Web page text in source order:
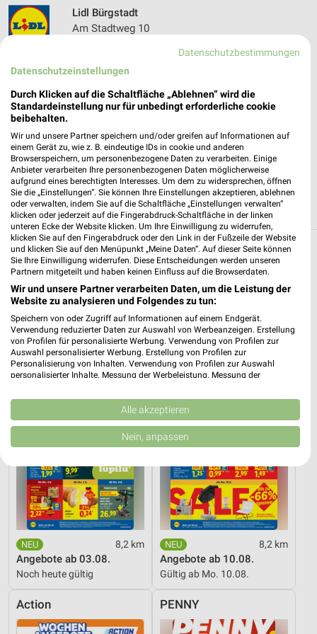
Lidl Bürgstadt
Am Stadtweg 10
Heute 07:00 - 20:00 Uhr |
425,87 km • Angebote: 2 Prospekte
NORMA Bürgstadt
Miltenberger Str. 48
63927 Bürgstadt
Heute 07:00 - 20:00 Uhr |
Geschlossen
425,92 km • Angebote: 4 Prospekte
Discounter Angebote und Prospekte für
Altenbuch
16 Prospekte
Lidl
8,2 km
Angebote ab 03.08.
Noch heute gültig
Lidl
8,2 km
Angebote ab 10.08.
Gültig ab Mo. 10.08.
Action PENNY
Datenschutzbestimmungen
Datenschutzeinstellungen
Durch Klicken auf die Schaltfläche „Ablehnen“ wird die
Standardeinstellung nur für unbedingt erforderliche cookie
beibehalten.
Wir und unsere Partner speichern und/oder greifen auf Informationen auf
einem Gerät zu, wie z. B. eindeutige IDs in cookie und anderen
Browserspeichern, um personenbezogene Daten zu verarbeiten. Einige
Anbieter verarbeiten Ihre personenbezogenen Daten möglicherweise
aufgrund eines berechtigten Interesses. Um dem zu widersprechen, öffnen
Sie die „Einstellungen“. Sie können Ihre Einstellungen akzeptieren, ablehnen
oder verwalten, indem Sie auf die Schaltfläche „Einstellungen verwalten“
klicken oder jederzeit auf die Fingerabdruck-Schaltfläche in der linken
unteren Ecke der Website klicken. Um Ihre Einwilligung zu widerrufen,
klicken Sie auf den Fingerabdruck oder den Link in der Fußzeile der Website
und klicken Sie auf den Menüpunkt „Meine Daten“. Auf dieser Seite können
Sie Ihre Einwilligung widerrufen. Diese Entscheidungen werden unseren
Partnern mitgeteilt und haben keinen Einfluss auf die Browserdaten.
Wir und unsere Partner verarbeiten Daten, um die Leistung der
Website zu analysieren und Folgendes zu tun:
Speichern von oder Zugriff auf Informationen auf einem Endgerät.
Verwendung reduzierter Daten zur Auswahl von Werbeanzeigen. Erstellung
von Profilen für personalisierte Werbung. Verwendung von Profilen zur
Auswahl personalisierter Werbung. Erstellung von Profilen zur
Personalisierung von Inhalten. Verwendung von Profilen zur Auswahl
personalisierter Inhalte. Messung der Werbeleistung. Messung der
Kombinationen von Daten aus verschiedenen Quellen. Entwicklung und
Verbesserung der Angebote. Verwendung reduzierter Daten zur Auswahl
von Inhalten.
Daten können außerhalb der Europäischen Union weitergegeben und in die
Website/App.
Partnerliste anzeigen (1 IAB-Anbieter)
Wir nutzen Ihre Daten für folgende Zwecke:
IAB-Verarbeitungszwecke:
Speichern von oder Zugriff auf Informationen
auf einem Endgerät
Werbeanzeigen
Erstellung von Profilen für personalisierte
Alle akzeptieren
Nein, anpassen